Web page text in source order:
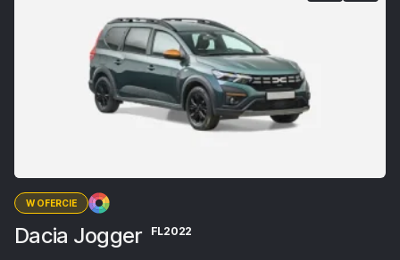
W OFERCIE
Dacia Jogger FL2022